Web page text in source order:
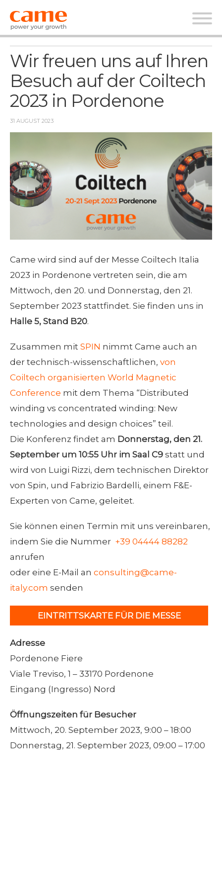
Nachrichten
Wir freuen uns auf Ihren
Besuch auf der Coiltech
2023 in Pordenone
31 AUGUST 2023
Came wird sind auf der Messe Coiltech Italia
2023 in Pordenone vertreten sein, die am
Mittwoch, den 20. und Donnerstag, den 21.
September 2023 stattfindet. Sie finden uns in
Halle 5, Stand B20.
Zusammen mit SPIN nimmt Came auch an
der technisch-wissenschaftlichen, von
Coiltech organisierten World Magnetic
Conference mit dem Thema “Distributed
winding vs concentrated winding: New
technologies and design choices” teil.
Die Konferenz findet am Donnerstag, den 21.
September um 10:55 Uhr im Saal C9 statt und
wird von Luigi Rizzi, dem technischen Direktor
von Spin, und Fabrizio Bardelli, einem F&E-
Experten von Came, geleitet.
Sie können einen Termin mit uns vereinbaren,
indem Sie die Nummer +39 04444 88282
anrufen
oder eine E-Mail an consulting@came-
italy.com senden
EINTRITTSKARTE FÜR DIE MESSE
Adresse
Pordenone Fiere
Viale Treviso, 1 – 33170 Pordenone
Eingang (Ingresso) Nord
Öffnungszeiten für Besucher
Mittwoch, 20. September 2023, 9:00 – 18:00
Donnerstag, 21. September 2023, 09:00 – 17:00